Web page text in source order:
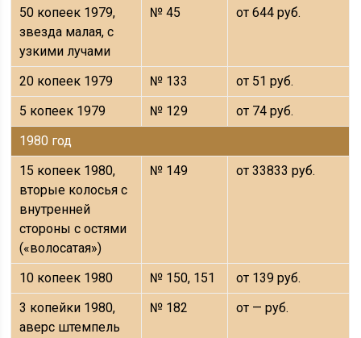
50 копеек 1979,
звезда малая, с
узкими лучами
№ 45 от 644 руб.
20 копеек 1979 № 133
от 51 руб.
5 копеек 1979
№ 129
от 74 руб.
1980 год
15 копеек 1980,
вторые колосья с
внутренней
стороны с остями
(«волосатая»)
№ 149 от 33833 руб.
10 копеек 1980 № 150, 151
от 139 руб.
3 копейки 1980,
аверс штемпель
№ 182 от — руб.